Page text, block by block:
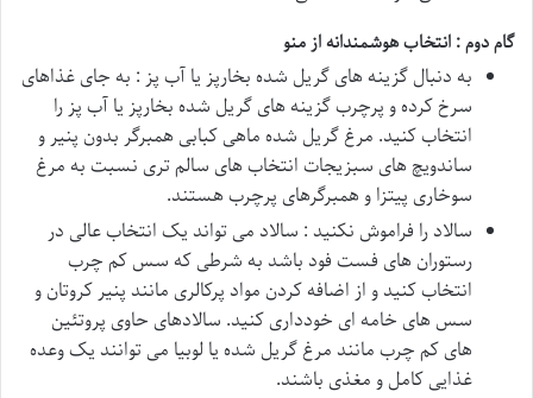
گام دوم : انتخاب هوشمندانه از منو
به دنبال گزینه های گریل شده بخارپز یا آب پز : به جای غذاهای
سرخ کرده و پرچرب گزینه های گریل شده بخارپز یا آب پز را
انتخاب کنید. مرغ گریل شده ماهی کبابی همبرگر بدون پنیر و
ساندویچ های سبزیجات انتخاب های سالم تری نسبت به مرغ
سوخاری پیتزا و همبرگرهای پرچرب هستند.
سالاد را فراموش نکنید : سالاد می تواند یک انتخاب عالی در
رستوران های فست فود باشد به شرطی که سس کم چرب
انتخاب کنید و از اضافه کردن مواد پرکالری مانند پنیر کروتان و
سس های خامه ای خودداری کنید. سالادهای حاوی پروتئین
های کم چرب مانند مرغ گریل شده یا لوبیا می توانند یک وعده
غذایی کامل و مغذی باشند.